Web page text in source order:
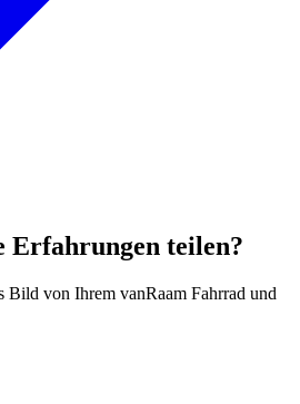
Erfahrungen teilen?
Bild von Ihrem vanRaam Fahrrad und